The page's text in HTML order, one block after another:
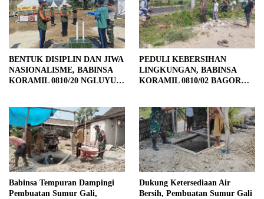
BENTUK DISIPLIN DAN JIWA
NASIONALISME, BABINSA
KORAMIL 0810/20 NGLUYU
PEDULI KEBERSIHAN
LINGKUNGAN, BABINSA
KORAMIL 0810/02 BAGOR
BAKTI
Babinsa Tempuran Dampingi
Pembuatan Sumur Gali,
Dukung Ketersediaan Air
Bersih, Pembuatan Sumur Gali